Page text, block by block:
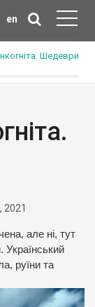
en
Шедеври
2021
але ні, тут
руїни та